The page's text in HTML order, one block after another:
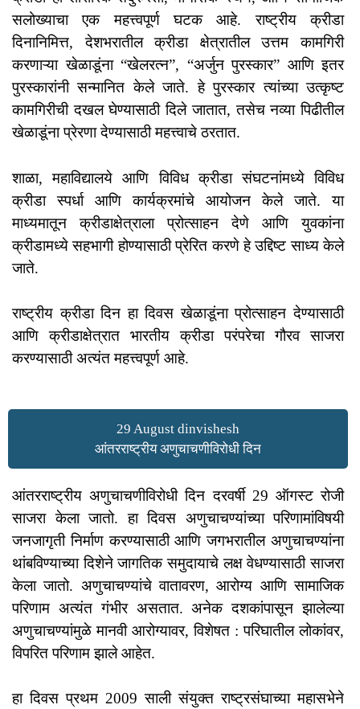
सलोख्याचा एक महत्त्वपूर्ण घटक आहे. राष्ट्रीय क्रीडा
दिनानिमित्त, देशभरातील क्रीडा क्षेत्रातील उत्तम कामगिरी
करणाऱ्या खेळाडूंना “खेलरत्न”, “अर्जुन पुरस्कार” आणि इतर
पुरस्कारांनी सन्मानित केले जाते. हे पुरस्कार त्यांच्या उत्कृष्ट
कामगिरीची दखल घेण्यासाठी दिले जातात, तसेच नव्या पिढीतील
खेळाडूंना प्रेरणा देण्यासाठी महत्त्वाचे ठरतात.
शाळा, महाविद्यालये आणि विविध क्रीडा संघटनांमध्ये विविध
क्रीडा स्पर्धा आणि कार्यक्रमांचे आयोजन केले जाते. या
माध्यमातून क्रीडाक्षेत्राला प्रोत्साहन देणे आणि युवकांना
क्रीडामध्ये सहभागी होण्यासाठी प्रेरित करणे हे उद्दिष्ट साध्य केले
जाते.
राष्ट्रीय क्रीडा दिन हा दिवस खेळाडूंना प्रोत्साहन देण्यासाठी
आणि क्रीडाक्षेत्रात भारतीय क्रीडा परंपरेचा गौरव साजरा
करण्यासाठी अत्यंत महत्त्वपूर्ण आहे.
29 August dinvishesh
आंतरराष्ट्रीय अणुचाचणीविरोधी दिन
आंतरराष्ट्रीय अणुचाचणीविरोधी दिन दरवर्षी 29 ऑगस्ट रोजी
साजरा केला जातो. हा दिवस अणुचाचण्यांच्या परिणामांविषयी
जनजागृती निर्माण करण्यासाठी आणि जगभरातील अणुचाचण्यांना
थांबविण्याच्या दिशेने जागतिक समुदायाचे लक्ष वेधण्यासाठी साजरा
केला जातो. अणुचाचण्यांचे वातावरण, आरोग्य आणि सामाजिक
परिणाम अत्यंत गंभीर असतात. अनेक दशकांपासून झालेल्या
अणुचाचण्यांमुळे मानवी आरोग्यावर, विशेषत : परिघातील लोकांवर,
विपरित परिणाम झाले आहेत.
हा दिवस प्रथम 2009 साली संयुक्त राष्ट्रसंघाच्या महासभेने